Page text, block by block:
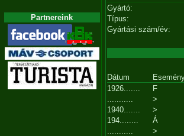
Partnereink
Gyártó:
Típus:
Gyártási szám/év:
Dátum
1926.......
F
...........
>
1940.......
>
194........
Á
...........
>